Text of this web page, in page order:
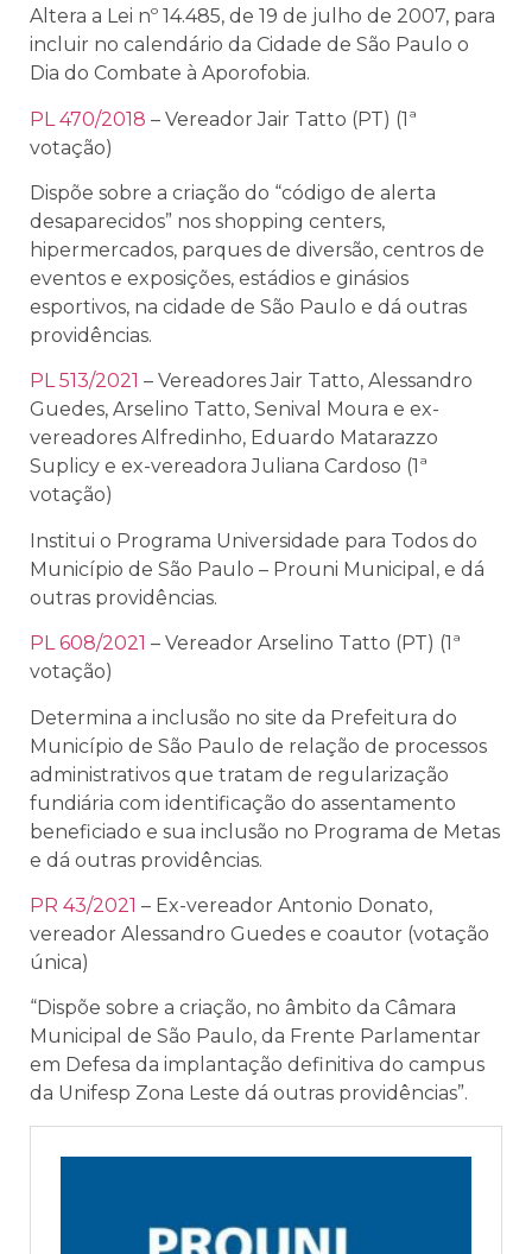
Altera a Lei nº 14.485, de 19 de julho de 2007, para
incluir no calendário da Cidade de São Paulo o
Dia do Combate à Aporofobia.
PL 470/2018 – Vereador Jair Tatto (PT) (1ª
votação)
Dispõe sobre a criação do “código de alerta
desaparecidos” nos shopping centers,
hipermercados, parques de diversão, centros de
eventos e exposições, estádios e ginásios
esportivos, na cidade de São Paulo e dá outras
providências.
PL 513/2021 – Vereadores Jair Tatto, Alessandro
Guedes, Arselino Tatto, Senival Moura e ex-
vereadores Alfredinho, Eduardo Matarazzo
Suplicy e ex-vereadora Juliana Cardoso (1ª
votação)
Institui o Programa Universidade para Todos do
Município de São Paulo – Prouni Municipal, e dá
outras providências.
PL 608/2021 – Vereador Arselino Tatto (PT) (1ª
votação)
Determina a inclusão no site da Prefeitura do
Município de São Paulo de relação de processos
administrativos que tratam de regularização
fundiária com identificação do assentamento
beneficiado e sua inclusão no Programa de Metas
e dá outras providências.
PR 43/2021 – Ex-vereador Antonio Donato,
vereador Alessandro Guedes e coautor (votação
única)
“Dispõe sobre a criação, no âmbito da Câmara
Municipal de São Paulo, da Frente Parlamentar
em Defesa da implantação definitiva do campus
da Unifesp Zona Leste dá outras providências”.